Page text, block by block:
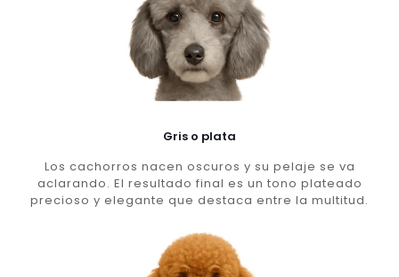
Gris o plata
Los cachorros nacen oscuros y su pelaje se va
aclarando. El resultado final es un tono plateado
precioso y elegante que destaca entre la multitud.